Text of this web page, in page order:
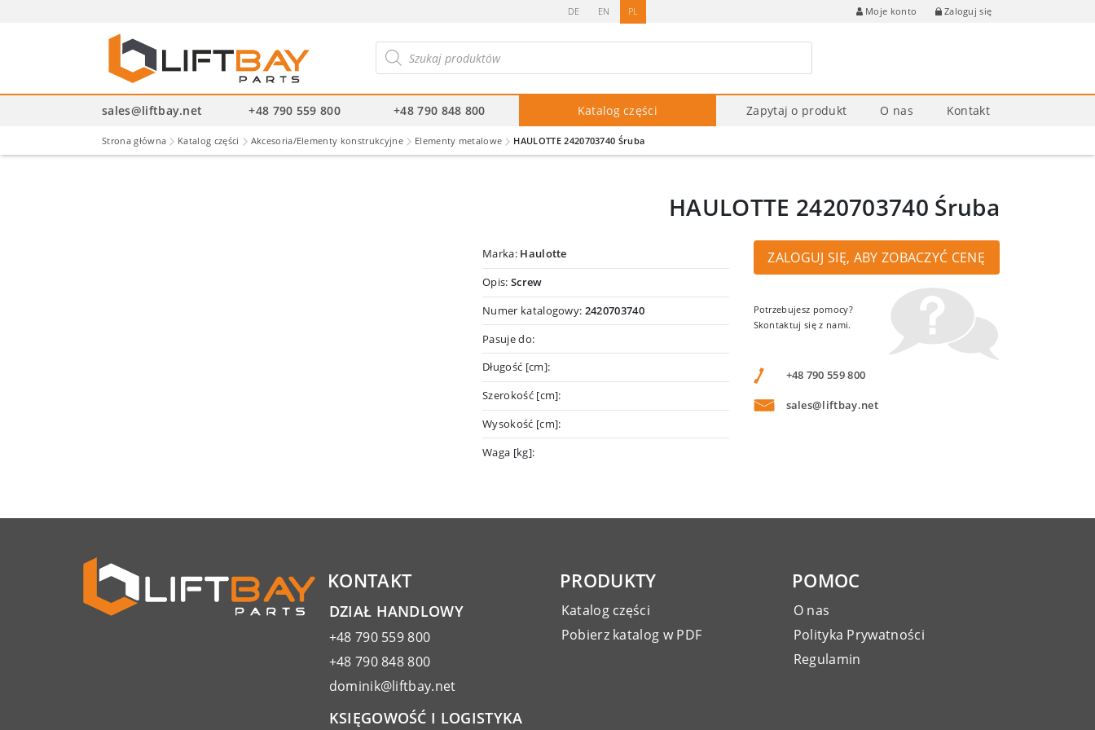
DE EN PL Moje konto Zaloguj się
produktów
sales@liftbay.net +48 790 559 800 +48 790 848 800 Katalog części Zapytaj o produkt O nas Kontakt
Strona główna Katalog części Akcesoria/Elementy konstrukcyjne Elementy metalowe HAULOTTE 2420703740 Śruba
HAULOTTE 2420703740 Śruba
Marka: Haulotte
Opis: Screw
Numer katalogowy: 2420703740
Pasuje do:
Długość [cm]:
Szerokość [cm]:
Wysokość [cm]:
Waga [kg]:
ZALOGUJ SIĘ, ABY ZOBACZYĆ CENĘ
Potrzebujesz pomocy?
Skontaktuj się z nami.
+48 790 559 800
sales@liftbay.net
KONTAKT
DZIAŁ HANDLOWY
+48 790 559 800
+48 790 848 800
dominik@liftbay.net
KSIĘGOWOŚĆ I LOGISTYKA
PRODUKTY
Katalog części
Pobierz katalog w PDF
POMOC
O nas
Polityka Prywatności
Regulamin